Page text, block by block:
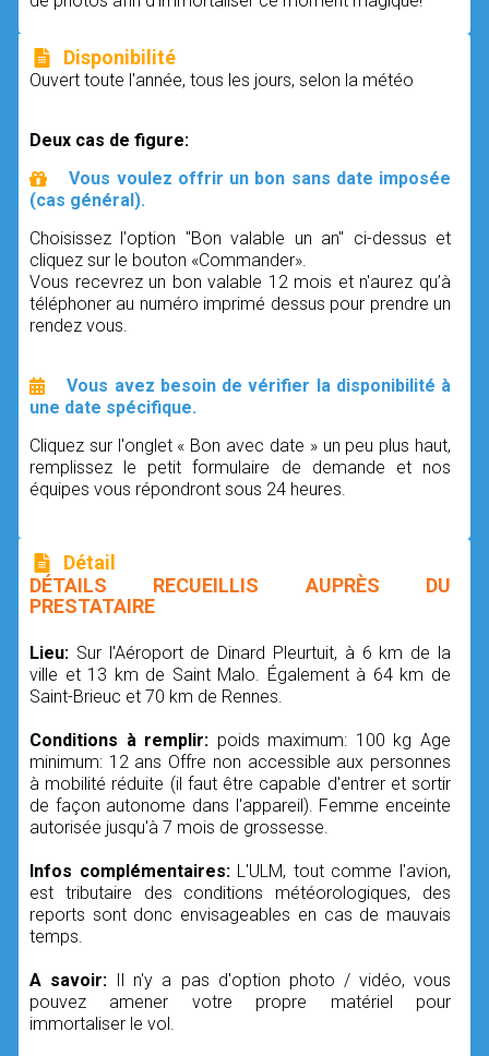
Disponibilité
Ouvert toute l'année, tous les jours, selon la météo
Deux cas de figure:
Vous voulez offrir un bon sans date imposée
(cas général).
Choisissez l'option "Bon valable un an" ci-dessus et
cliquez sur le bouton «Commander».
Vous recevrez un bon valable 12 mois et n'aurez qu’à
téléphoner au numéro imprimé dessus pour prendre un
rendez vous.
Vous avez besoin de vérifier la disponibilité à
une date spécifique.
Cliquez sur l'onglet « Bon avec date » un peu plus haut,
remplissez le petit formulaire de demande et nos
équipes vous répondront sous 24 heures.
Détail
DÉTAILS RECUEILLIS AUPRÈS DU
PRESTATAIRE
Lieu: Sur l'Aéroport de Dinard Pleurtuit, à 6 km de la
ville et 13 km de Saint Malo. Également à 64 km de
Saint-Brieuc et 70 km de Rennes.
Conditions à remplir: poids maximum: 100 kg Age
minimum: 12 ans Offre non accessible aux personnes
à mobilité réduite (il faut être capable d'entrer et sortir
de façon autonome dans l'appareil). Femme enceinte
autorisée jusqu'à 7 mois de grossesse.
Infos complémentaires: L'ULM, tout comme l'avion,
est tributaire des conditions météorologiques, des
reports sont donc envisageables en cas de mauvais
temps.
A savoir: Il n'y a pas d'option photo / vidéo, vous
pouvez amener votre propre matériel pour
immortaliser le vol.